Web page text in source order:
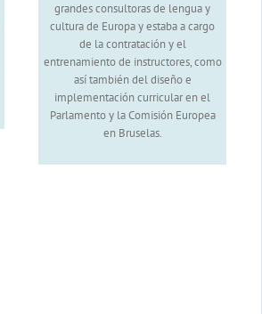
grandes consultoras de lengua y
cultura de Europa y estaba a cargo
de la contratación y el
entrenamiento de instructores, como
así también del diseño e
implementación curricular en el
Parlamento y la Comisión Europea
en Bruselas.